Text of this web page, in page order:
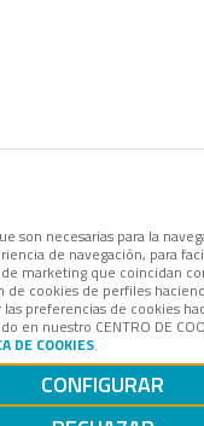
son necesarias para la
de navegación, para
marketing que coincidan
cookies de perfiles
preferencias de cookies
en nuestro CENTRO DE
DE COOKIES.
CONFIGURAR